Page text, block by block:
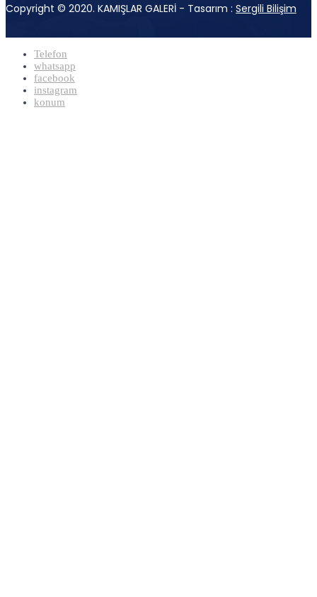
Copyright © 2020. KAMIŞLAR GALERİ - Tasarım : Sergili Bilişim
Telefon
whatsapp
facebook
instagram
konum